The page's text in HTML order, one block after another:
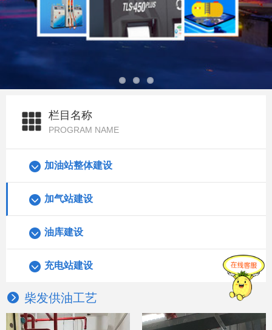
栏目名称
PROGRAM NAME
加油站整体建设
加气站建设
油库建设
充电站建设
柴发供油工艺